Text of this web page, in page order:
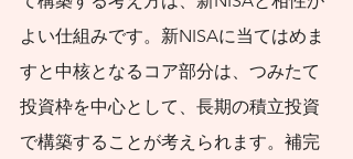
な資産形成・資産運
用が必要となりま
す。人口減社会の資
産運用のために、今
よい仕組みです。新NISAに当てはめま
すと中核となるコア部分は、つみたて
投資枠を中心として、長期の積立投資
で構築することが考えられます。補完